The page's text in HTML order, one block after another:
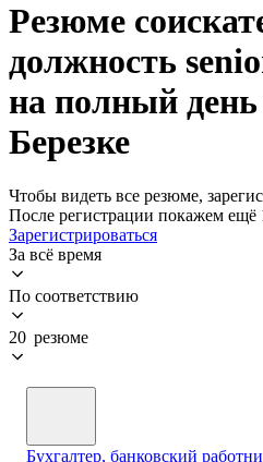
Резюме
должность
на полный
Березке
Чтобы видеть все резюме,
После регистрации покажем ещё
Зарегистрироваться
За всё время
По соответствию
20 резюме
Бухгалтер, банковский